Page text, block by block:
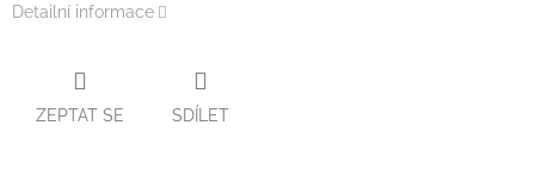
Detailní informace
ZEPTAT SE SDÍLET